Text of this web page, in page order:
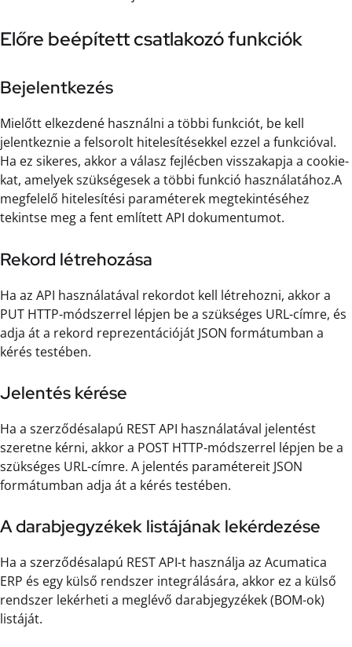
Előre beépített csatlakozó funkciók
Bejelentkezés
Mielőtt elkezdené használni a többi funkciót, be kell
jelentkeznie a felsorolt hitelesítésekkel ezzel a funkcióval.
Ha ez sikeres, akkor a válasz fejlécben visszakapja a cookie-
kat, amelyek szükségesek a többi funkció használatához.A
megfelelő hitelesítési paraméterek megtekintéséhez
tekintse meg a fent említett API dokumentumot.
Rekord létrehozása
Ha az API használatával rekordot kell létrehozni, akkor a
PUT HTTP-módszerrel lépjen be a szükséges URL-címre, és
adja át a rekord reprezentációját JSON formátumban a
kérés testében.
Jelentés kérése
Ha a szerződésalapú REST API használatával jelentést
szeretne kérni, akkor a POST HTTP-módszerrel lépjen be a
szükséges URL-címre. A jelentés paramétereit JSON
formátumban adja át a kérés testében.
A darabjegyzékek listájának lekérdezése
Ha a szerződésalapú REST API-t használja az Acumatica
ERP és egy külső rendszer integrálására, akkor ez a külső
rendszer lekérheti a meglévő darabjegyzékek (BOM-ok)
listáját.